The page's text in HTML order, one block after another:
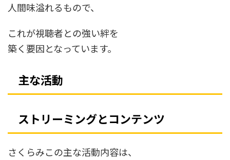
人間味溢れるもので、
これが視聴者との強い絆を
築く要因となっています。
主な活動
ストリーミングとコンテンツ
さくらみこの主な活動内容は、